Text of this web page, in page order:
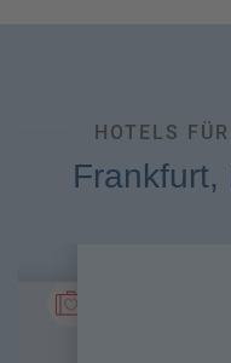
HOTELS
Frankfurt,